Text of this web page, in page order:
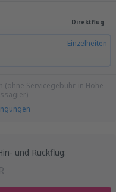
Direktflug
Einzelheiten
Servicegebühr in Höhe
und Rückflug: